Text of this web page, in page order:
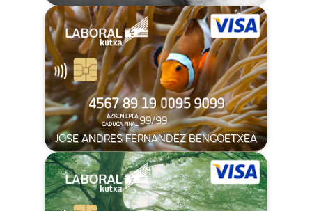
JOSE ANDRES FERNANDEZ BENGOETXEA